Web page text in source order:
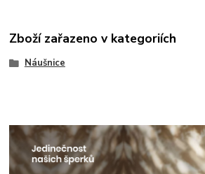
Zboží zařazeno v kategoriích
Náušnice